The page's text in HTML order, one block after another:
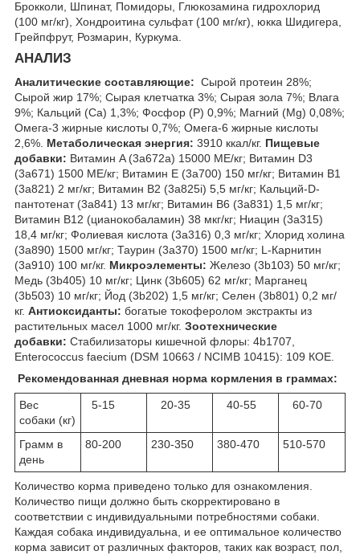
Брокколи, Шпинат, Помидоры, Глюкозамина гидрохлорид
(100 мг/кг), Хондроитина сульфат (100 мг/кг), юкка Шидигера,
Грейпфрут, Розмарин, Куркума.
АНАЛИЗ
Аналитические составляющие: Сырой протеин 28%;
Сырой жир 17%; Сырая клетчатка 3%; Сырая зола 7%; Влага
9%; Кальций (Са) 1,3%; Фосфор (P) 0,9%; Магний (Mg) 0,08%;
Омега-3 жирные кислоты 0,7%; Омега-6 жирные кислоты
2,6%. Метаболическая энергия: 3910 ккал/кг. Пищевые
добавки: Витамин A (3a672a) 15000 МЕ/кг; Витамин D3
(3а671) 1500 МЕ/кг; Витамин Е (3а700) 150 мг/кг; Витамин B1
(3a821) 2 мг/кг; Витамин B2 (3a825i) 5,5 мг/кг; Кальций-D-
пантотенат (3a841) 13 мг/кг; Витамин B6 (3a831) 1,5 мг/кг;
Витамин B12 (цианокобаламин) 38 мкг/кг; Ниацин (3a315)
18,4 мг/кг; Фолиевая кислота (3a316) 0,3 мг/кг; Хлорид холина
(3a890) 1500 мг/кг; Таурин (3a370) 1500 мг/кг; L-Карнитин
(3a910) 100 мг/кг. Микроэлементы: Железо (3b103) 50 мг/кг;
Медь (3b405) 10 мг/кг; Цинк (3b605) 62 мг/кг; Марганец
(3b503) 10 мг/кг; Йод (3b202) 1,5 мг/кг; Селен (3b801) 0,2 мг/
кг. Антиоксиданты: богатые токоферолом экстракты из
растительных масел 1000 мг/кг. Зоотехнические
добавки: Стабилизаторы кишечной флоры: 4b1707,
Enterococcus faecium (DSM 10663 / NCIMB 10415): 109 КОЕ.
Рекомендованная дневная норма кормления в граммах:
Вес
собаки (кг)
5-15 20-35 40-55 60-70
Грамм в
день
80-200 230-350 380-470 510-570
Количество корма приведено только для ознакомления.
Количество пищи должно быть скорректировано в
соответствии с индивидуальными потребностями собаки.
Каждая собака индивидуальна, и ее оптимальное количество
корма зависит от различных факторов, таких как возраст, пол,